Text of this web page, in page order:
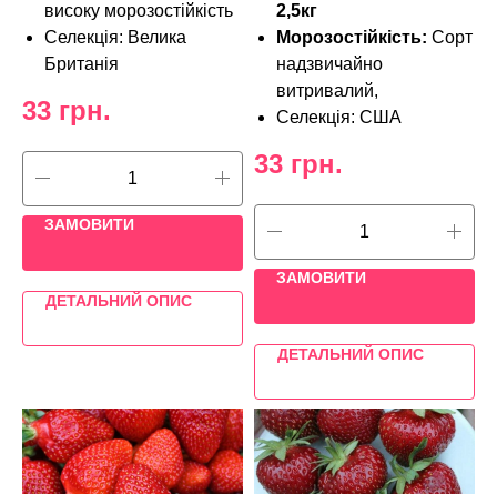
високу морозостійкість
Селекція: Велика
Британія
33 грн.
ЗАМОВИТИ
ДЕТАЛЬНИЙ ОПИС
2,5кг
Морозостійкість: Сорт
надзвичайно
витривалий,
Селекція: США
33 грн.
ЗАМОВИТИ
ДЕТАЛЬНИЙ ОПИС